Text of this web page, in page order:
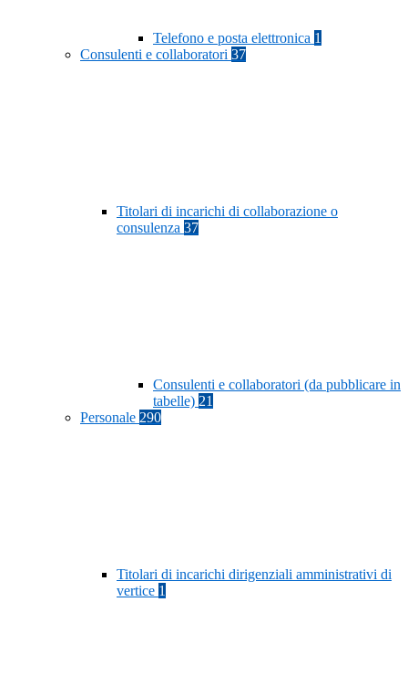
Telefono e posta elettronica 1
Consulenti e collaboratori 37
Titolari di incarichi di collaborazione o
consulenza 37
Consulenti e collaboratori (da pubblicare in
tabelle) 21
Personale 290
Titolari di incarichi dirigenziali amministrativi di
vertice 1